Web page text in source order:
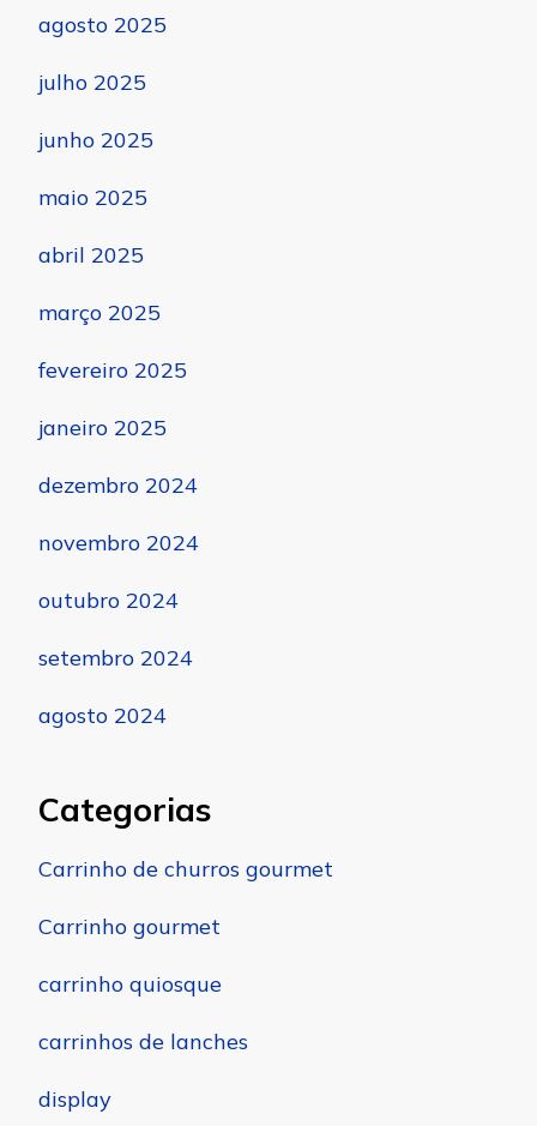
agosto 2025
julho 2025
junho 2025
maio 2025
abril 2025
março 2025
fevereiro 2025
janeiro 2025
dezembro 2024
novembro 2024
outubro 2024
setembro 2024
agosto 2024
Categorias
Carrinho de churros gourmet
Carrinho gourmet
carrinho quiosque
carrinhos de lanches
display